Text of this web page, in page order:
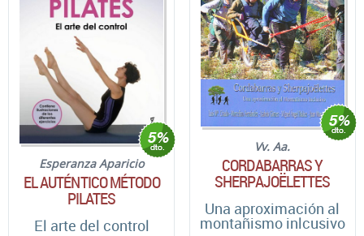
Esperanza Aparicio
EL AUTÉNTICO MÉTODO
PILATES
El arte del control
Vv. Aa.
CORDABARRAS Y
SHERPAJOËLETTES
Una aproximación al
montañismo inlcusivo